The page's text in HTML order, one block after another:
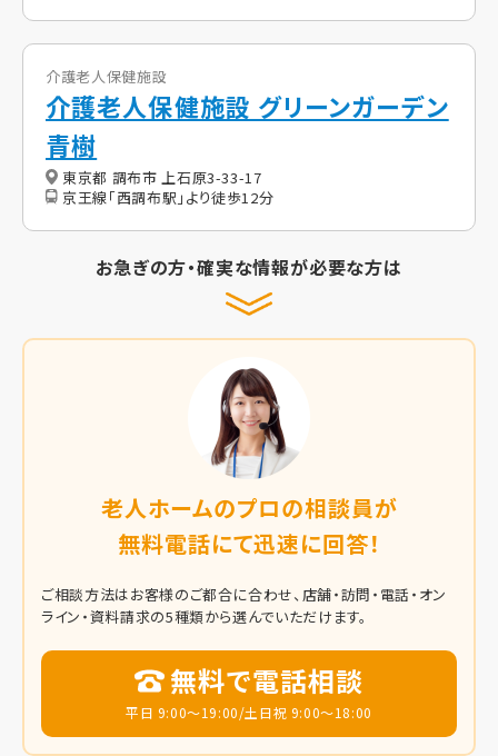
介護老人保健施設
介護老人保健施設 グリーンガーデン
青樹
東京都 調布市 上石原3-33-17
京王線「西調布駅」より徒歩12分
お急ぎの方・確実な情報が必要な方は
老人ホームのプロの相談員が
無料電話にて迅速に回答！
ご相談方法はお客様のご都合に合わせ、店舗・訪問・電話・オン
ライン・資料請求の5種類から選んでいただけます。
無料で電話相談
平日 9:00～19:00/土日祝 9:00～18:00